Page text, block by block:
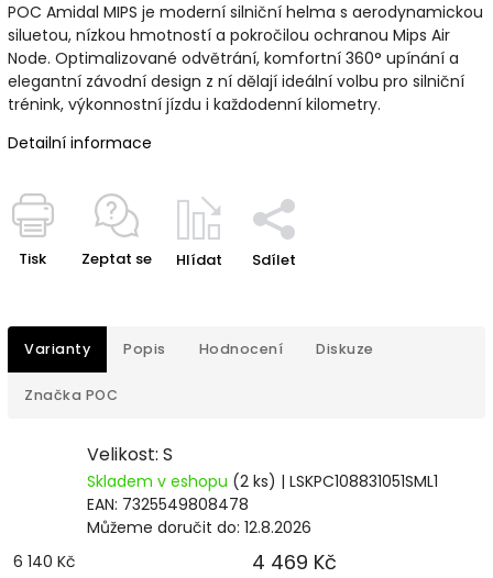
POC Amidal MIPS je moderní silniční helma s aerodynamickou
siluetou, nízkou hmotností a pokročilou ochranou Mips Air
Node. Optimalizované odvětrání, komfortní 360° upínání a
elegantní závodní design z ní dělají ideální volbu pro silniční
trénink, výkonnostní jízdu i každodenní kilometry.
Detailní informace
Tisk Zeptat se Hlídat Sdílet
Varianty Popis Hodnocení Diskuze
Značka POC
Velikost: S
Skladem v eshopu (2 ks) | LSKPC108831051SML1
EAN: 7325549808478
Můžeme doručit do: 12.8.2026
6 140 Kč
4 469 Kč